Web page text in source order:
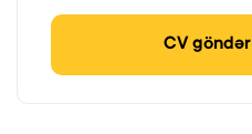
CV göndər